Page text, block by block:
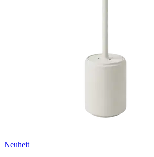
Neuheit